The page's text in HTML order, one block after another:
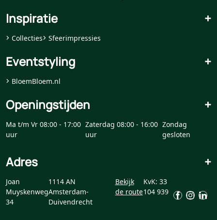
Inspiratie +
Collecties Sfeerimpressies
Eventstyling +
BloemBloem.nl
Openingstijden +
Ma t/m Vr 08:00 - 17:00
uur
Zaterdag 08:00 - 16:00
uur
Zondag
gesloten
Adres +
Joan
Muyskenweg
34
1114 AN
Amsterdam-
Duivendrecht
Bekijk
de route
KvK: 33
104 939